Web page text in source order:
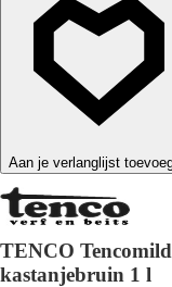
TENCO
kastanjebruin 1 l